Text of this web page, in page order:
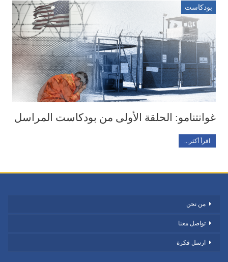
بودكاست
غوانتنامو: الحلقة الأولى من بودكاست المراسل
اقرأ أكثر...
من نحن
تواصل معنا
ارسل فكرة